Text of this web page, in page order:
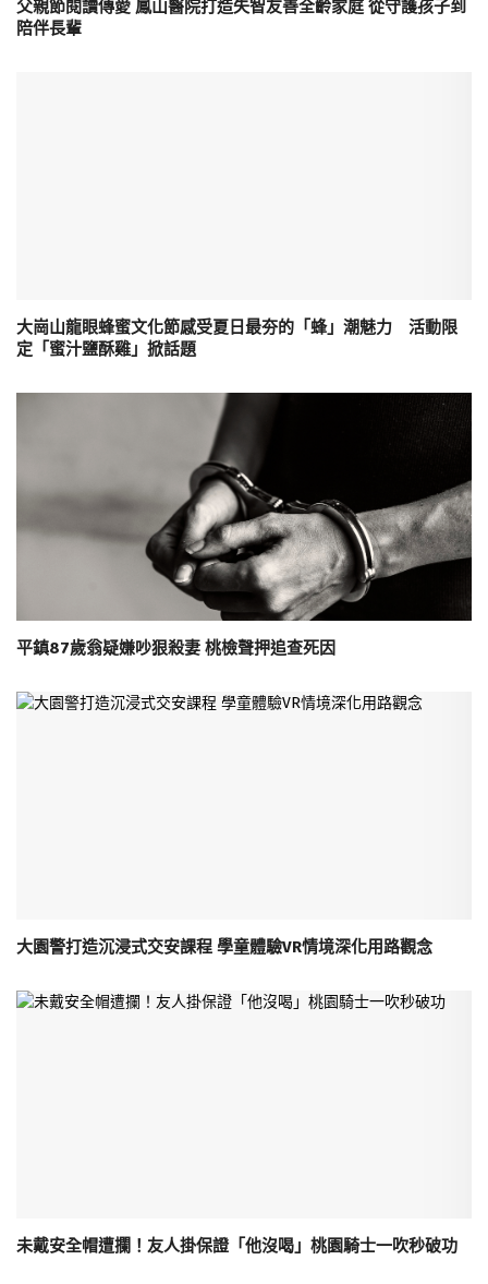
父親節閱讀傳愛 鳳山醫院打造失智友善全齡家庭 從守護孩子到
陪伴長輩
大崗山龍眼蜂蜜文化節感受夏日最夯的「蜂」潮魅力 活動限
定「蜜汁鹽酥雞」掀話題
平鎮87歲翁疑嫌吵狠殺妻 桃檢聲押追查死因
大園警打造沉浸式交安課程 學童體驗VR情境深化用路觀念
未戴安全帽遭攔！友人掛保證「他沒喝」桃園騎士一吹秒破功